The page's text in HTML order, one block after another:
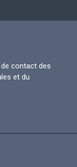
contact des
et du